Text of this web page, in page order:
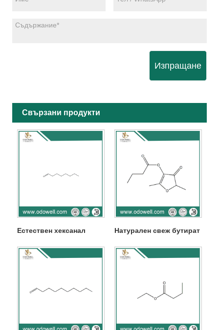
Изпращане
Свързани продукти
Естествен хексанал Натурален свеж бутират